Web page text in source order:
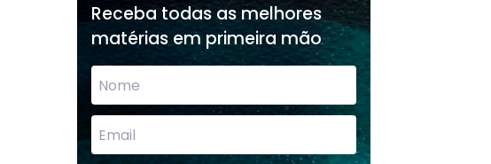
Receba todas as melhores
matérias em primeira mão